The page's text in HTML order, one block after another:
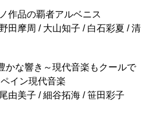
作品の覇者アルベニス
田摩周 / 大山知子 / 白石彩夏 / 清
かな響き～現代音楽もクールで
イン現代音楽
由美子 / 細谷拓海 / 笹田彩子